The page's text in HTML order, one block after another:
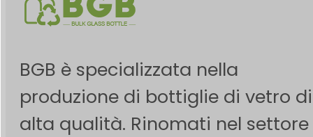
BGB è specializzata nella
produzione di bottiglie di vetro di
alta qualità. Rinomati nel settore